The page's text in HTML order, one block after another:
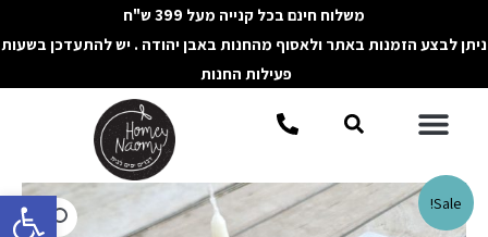
פתח
לתוכן
משלוח חינם בכל קנייה מעל 399 ש"ח
ניתן לבצע הזמנות באתר ולאסוף מהחנות באבן יהודה . יש להתעדכן בשעות
פעילות החנות
תפריטחיפוש
Sale!
כמות
של